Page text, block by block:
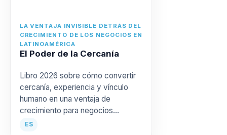
LA VENTAJA INVISIBLE DETRÁS DEL
CRECIMIENTO DE LOS NEGOCIOS EN
LATINOAMÉRICA
El Poder de la Cercanía
Libro 2026 sobre cómo convertir
cercanía, experiencia y vínculo
humano en una ventaja de
crecimiento para negocios
latinoamericanos.
ES